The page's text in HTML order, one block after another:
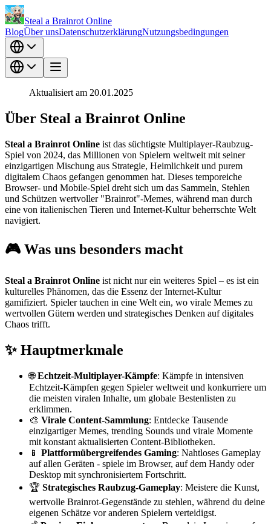
Steal a Brainrot Online
BlogÜber unsDatenschutzerklärungNutzungsbedingungen
Aktualisiert am 20.01.2025
Über Steal a Brainrot Online
Steal a Brainrot Online ist das süchtigste Multiplayer-Raubzug-
Spiel von 2024, das Millionen von Spielern weltweit mit seiner
einzigartigen Mischung aus Strategie, Heimlichkeit und purem
digitalem Chaos gefangen genommen hat. Dieses temporeiche
Browser- und Mobile-Spiel dreht sich um das Sammeln, Stehlen
und Schützen wertvoller "Brainrot"-Memes, während man durch
eine von italienischen Tieren und Internet-Kultur beherrschte Welt
navigiert.
🎮 Was uns besonders macht
Steal a Brainrot Online ist nicht nur ein weiteres Spiel – es ist ein
kulturelles Phänomen, das die Essenz der Internet-Kultur
gamifiziert. Spieler tauchen in eine Welt ein, wo virale Memes zu
wertvollen Gütern werden und strategisches Denken auf digitales
Chaos trifft.
✨ Hauptmerkmale
🌐Echtzeit-Multiplayer-Kämpfe: Kämpfe in intensiven
Echtzeit-Kämpfen gegen Spieler weltweit und konkurriere um
die meisten viralen Inhalte, um globale Bestenlisten zu
erklimmen.
🎨 Virale Content-Sammlung: Entdecke Tausende
einzigartiger Memes, trending Sounds und virale Momente
mit konstant aktualisierten Content-Bibliotheken.
📱 Plattformübergreifendes Gaming: Nahtloses Gameplay
auf allen Geräten - spiele im Browser, auf dem Handy oder
Desktop mit synchronisiertem Fortschritt.
🏆 Strategisches Raubzug-Gameplay: Meistere die Kunst,
wertvolle Brainrot-Gegenstände zu stehlen, während du deine
eigenen Schätze vor anderen Spielern verteidigst.